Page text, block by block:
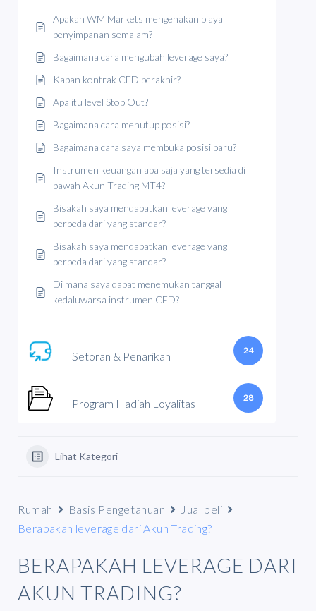
Apakah WM Markets mengenakan biaya
penyimpanan semalam?
Bagaimana cara mengubah leverage saya?
Kapan kontrak CFD berakhir?
Apa itu level Stop Out?
Bagaimana cara menutup posisi?
Bagaimana cara saya membuka posisi baru?
Instrumen keuangan apa saja yang tersedia di
bawah Akun Trading MT4?
Bisakah saya mendapatkan leverage yang
berbeda dari yang standar?
Bisakah saya mendapatkan leverage yang
berbeda dari yang standar?
Di mana saya dapat menemukan tanggal
kedaluwarsa instrumen CFD?
Setoran & Penarikan 24
Program Hadiah Loyalitas 28
Lihat Kategori
Rumah Basis Pengetahuan
Jual beli
Berapakah leverage dari Akun Trading?
BERAPAKAH LEVERAGE DARI
AKUN TRADING?